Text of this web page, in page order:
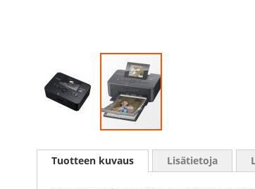
to
Tuotteen kuvaus Lisätietoja